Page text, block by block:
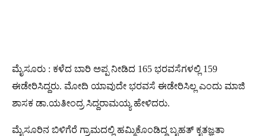
ಮೈಸೂರು : ಕಳೆದ ಬಾರಿ ಅಪ್ಪ ನೀಡಿದ 165 ಭರವಸೆಗಳಲ್ಲಿ 159
ಈಡೇರಿಸಿದ್ದರು. ಮೋದಿ ಯಾವುದೇ ಭರವಸೆ ಈಡೇರಿಸಿಲ್ಲ ಎಂದು ಮಾಜಿ
ಶಾಸಕ ಡಾ.ಯತೀಂದ್ರ ಸಿದ್ದರಾಮಯ್ಯ ಹೇಳಿದರು.
ಮೈಸೂರಿನ ಬಿಳಿಗೆರೆ ಗ್ರಾಮದಲ್ಲಿ ಹಮ್ಮಿಕೊಂಡಿದ್ದ ಬೃಹತ್ ಕೃತಜ್ಞತಾ